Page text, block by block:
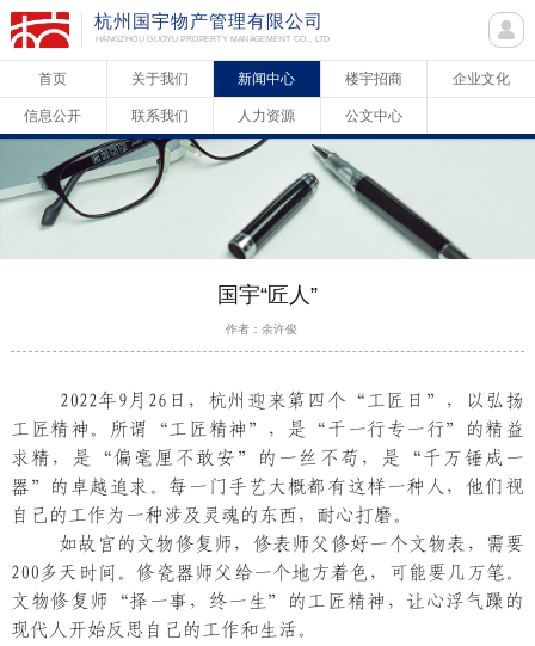
杭州国宇物产管理有限公司
HANGZHOU GUOYU PROPERTY MANAGEMENT CO., LTD
首页 关于我们 新闻中心 楼宇招商 企业文化
信息公开 联系我们 人力资源 公文中心
国宇“匠人”
作者：余许俊
2022年9月26日，杭州迎来第四个“工匠日”，以弘扬
工匠精神。所谓“工匠精神”，是“干一行专一行”的精益
求精，是“偏毫厘不敢安”的一丝不苟，是“千万锤成一
器”的卓越追求。每一门手艺大概都有这样一种人，他们视
自己的工作为一种涉及灵魂的东西，耐心打磨。
如故宫的文物修复师，修表师父修好一个文物表，需要
200多天时间。修瓷器师父给一个地方着色，可能要几万笔。
文物修复师“择一事，终一生”的工匠精神，让心浮气躁的
现代人开始反思自己的工作和生活。